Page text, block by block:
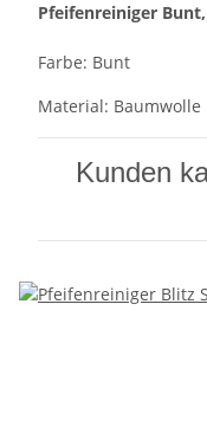
Pfeifenreiniger
Farbe: Bunt
Material: Baumwolle
Kunden